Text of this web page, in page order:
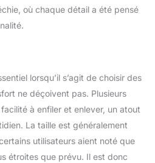
où chaque détail a été pensé
lorsqu’il s’agit de choisir des
ne déçoivent pas. Plusieurs
à enfiler et enlever, un atout
La taille est généralement
utilisateurs aient noté que
étroites que prévu. Il est donc